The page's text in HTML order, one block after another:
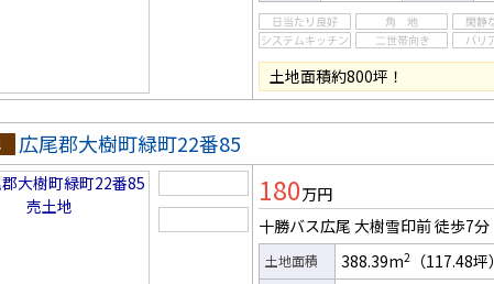
土地面積約800坪！
広尾郡大樹町緑町22番85
180万円
十勝バス広尾 大樹雪印前徒歩7分
土地面積 388.39m2 （117.48坪）